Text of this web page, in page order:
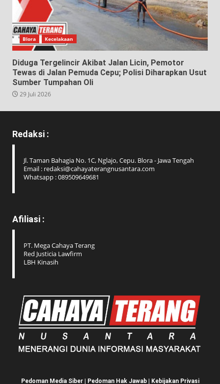
Blora Kecelakaan
Diduga Tergelincir Akibat Jalan Licin, Pemotor
Tewas di Jalan Pemuda Cepu; Polisi Diharapkan Usut
Sumber Tumpahan Oli
29 Juli 2026
Redaksi :
Jl. Taman Bahagia No. 1C, Nglajo, Cepu. Blora - Jawa Tengah
Email : redaksi@cahayaterangnusantara.com
Whatsapp : 089509649681
Afiliasi :
PT. Mega Cahaya Terang
Red Justicia Lawfirm
LBH Kinasih
Pedoman Media Siber| Pedoman Hak Jawab| Kebijakan Privasi